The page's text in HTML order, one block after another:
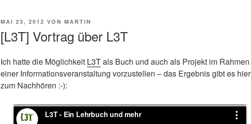
VERÖFFENTLICHT
MAI 23, 2012 VON MARTIN
[L3T] Vortrag über L3T
Ich hatte die Möglichkeit L3Tals Buch und auch als Projekt im Rahmen
einer Informationsveranstaltung vorzustellen – das Ergebnis gibt es hier
zum Nachhören :-):